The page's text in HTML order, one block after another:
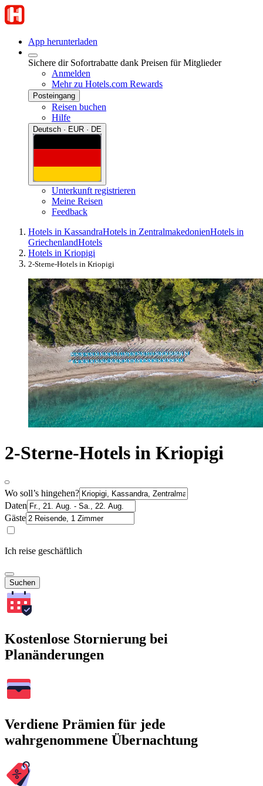
App herunterladen
Sichere dir Sofortrabatte dank Preisen für Mitglieder
Anmelden
Mehr zu Hotels.com Rewards
Posteingang
Reisen buchen
Hilfe
Deutsch · EUR · DE
Unterkunft registrieren
Meine Reisen
Feedback
Hotels in KassandraHotels in ZentralmakedonienHotels in
GriechenlandHotels
Hotels in Kriopigi
2-Sterne-Hotels in Kriopigi
2-Sterne-Hotels in Kriopigi
Wo soll’s hingehen?
Daten
Gäste
Ich reise geschäftlich
Suchen
Kostenlose Stornierung bei
Planänderungen
Verdiene Prämien für jede
wahrgenommene Übernachtung